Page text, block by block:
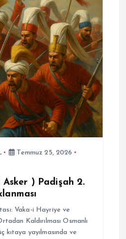
Temmuz 25, 2026
Asker ) Padişah 2.
Vaka-i Hayriye ve
Kaldırılması Osmanlı
kıtaya yayılmasında ve